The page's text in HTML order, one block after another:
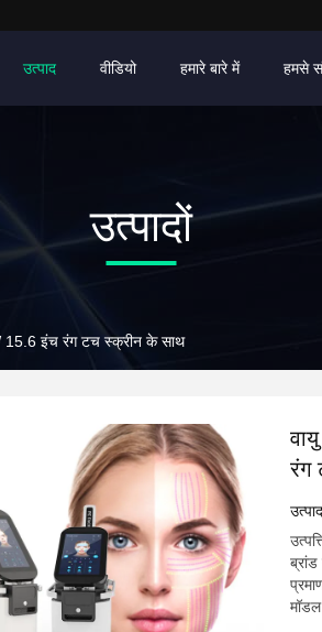
उत्पाद वीडियो हमारे बारे में हमसे
उत्पादों
15.6 इंच रंग टच स्क्रीन के साथ
रंग